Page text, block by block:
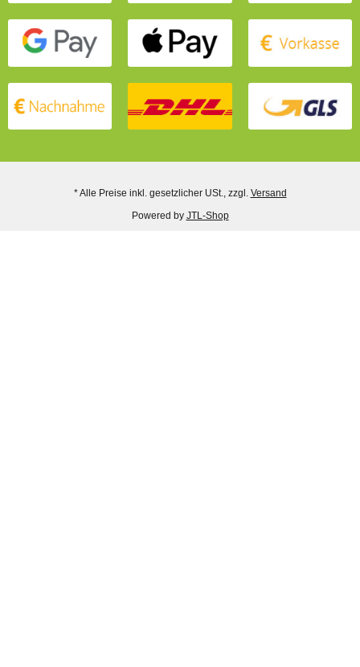
* Alle Preise inkl. gesetzlicher USt., zzgl. Versand
Powered by JTL-Shop